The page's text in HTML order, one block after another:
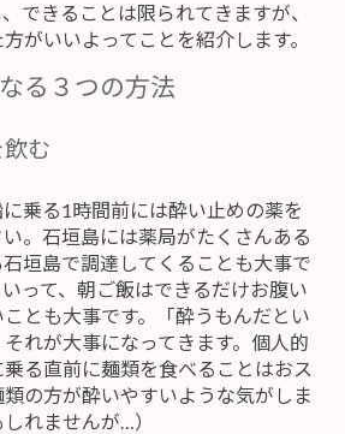
できることは限られてきますが、
がいいよってことを紹介します。
る３つの方法
む
乗る1時間前には酔い止めの薬を
。石垣島には薬局がたくさんある
垣島で調達してくることも大事で
って、朝ご飯はできるだけお腹い
とも大事です。「酔うもんだとい
れが大事になってきます。個人的
る直前に麺類を食べることはおス
の方が酔いやすいような気がしま
れませんが…）